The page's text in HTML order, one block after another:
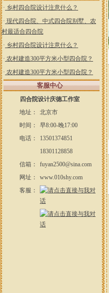
· 乡村四合院设计注意什么？
· 现代四合院、中式四合院别墅、农
村最适合四合院
· 乡村四合院设计注意什么？
· 农村建造300平方米小型四合院？
· 农村建造300平方米小型四合院？
客服中心
四合院设计庆德工作室
地址：
北京市
时间：
早8:00-晚17:00
电话：
13501374851
18301128858
信箱：
fuyan2500@sina.com
网址：
www.010shy.com
客服：